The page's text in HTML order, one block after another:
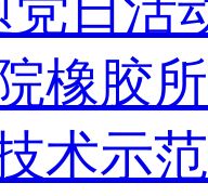
橡胶
术示